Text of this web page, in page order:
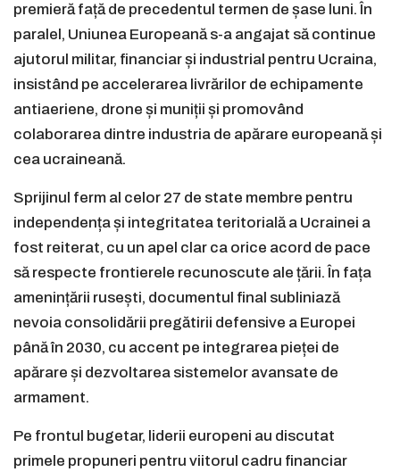
premieră față de precedentul termen de șase luni. În
paralel, Uniunea Europeană s-a angajat să continue
ajutorul militar, financiar și industrial pentru Ucraina,
insistând pe accelerarea livrărilor de echipamente
antiaeriene, drone și muniții și promovând
colaborarea dintre industria de apărare europeană și
cea ucraineană.
Sprijinul ferm al celor 27 de state membre pentru
independența și integritatea teritorială a Ucrainei a
fost reiterat, cu un apel clar ca orice acord de pace
să respecte frontierele recunoscute ale țării. În fața
amenințării rusești, documentul final subliniază
nevoia consolidării pregătirii defensive a Europei
până în 2030, cu accent pe integrarea pieței de
apărare și dezvoltarea sistemelor avansate de
armament.
Pe frontul bugetar, liderii europeni au discutat
primele propuneri pentru viitorul cadru financiar